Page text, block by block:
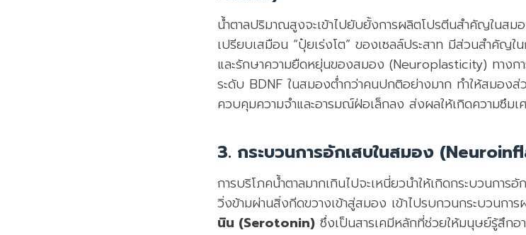
น้ำตาลปริมาณสูงจะเข้าไปยับยั้งการผลิตโปรตีนสำคัญในส
เปรียบเสมือน “ปุ๋ยเร่งโต” ของเซลล์ประสาท มีส่วนสำคัญใน
และรักษาความยืดหยุ่นของสมอง (Neuroplasticity) ทางก
ระดับ BDNF ในสมองต่ำกว่าคนปกติอย่างมาก ทำให้สมอ
ควบคุมความจำและอารมณ์ฝ่อเล็กลง ส่งผลให้เกิดความซึมเศ
3. กระบวนการอักเสบในสมอง
การบริโภคน้ำตาลมากเกินไปจะเหนี่ยวนำให้เกิดกระบวนการ
วิ่งข้ามผ่านสิ่งกีดขวางเข้าสู่สมอง เข้าไปรบกวนกระบวนกา
นิน (Serotonin) ซึ่งเป็นสารเคมีหลักที่ช่วยให้มนุษย์รู้สึก